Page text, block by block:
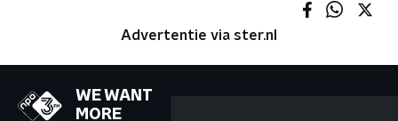
Advertentie via ster.nl
WE WANT
MORE